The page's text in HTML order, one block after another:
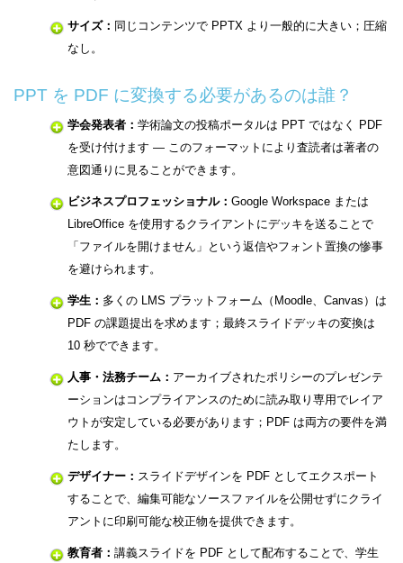
サイズ： 同じコンテンツで PPTX より一般的に大きい；圧縮
なし。
PPT を PDF に変換する必要があるのは誰？
学会発表者： 学術論文の投稿ポータルは PPT ではなく PDF
を受け付けます — このフォーマットにより査読者は著者の
意図通りに見ることができます。
ビジネスプロフェッショナル： Google Workspace または
LibreOffice を使用するクライアントにデッキを送ることで
「ファイルを開けません」という返信やフォント置換の惨事
を避けられます。
学生： 多くの LMS プラットフォーム（Moodle、Canvas）は
PDF の課題提出を求めます；最終スライドデッキの変換は
10 秒でできます。
人事・法務チーム： アーカイブされたポリシーのプレゼンテ
ーションはコンプライアンスのために読み取り専用でレイア
ウトが安定している必要があります；PDF は両方の要件を満
たします。
デザイナー： スライドデザインを PDF としてエクスポート
することで、編集可能なソースファイルを公開せずにクライ
アントに印刷可能な校正物を提供できます。
教育者： 講義スライドを PDF として配布することで、学生